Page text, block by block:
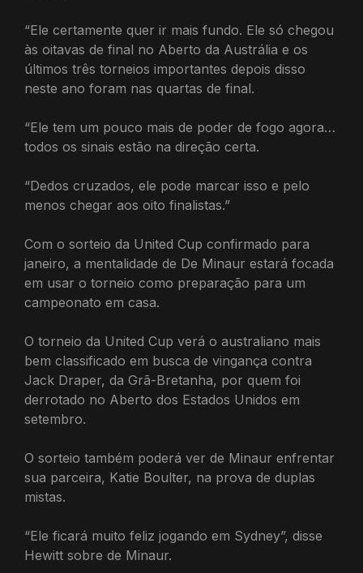
“Ele certamente quer ir mais fundo. Ele só chegou
às oitavas de final no Aberto da Austrália e os
últimos três torneios importantes depois disso
neste ano foram nas quartas de final.
“Ele tem um pouco mais de poder de fogo agora…
todos os sinais estão na direção certa.
“Dedos cruzados, ele pode marcar isso e pelo
menos chegar aos oito finalistas.”
Com o sorteio da United Cup confirmado para
janeiro, a mentalidade de De Minaur estará focada
em usar o torneio como preparação para um
campeonato em casa.
O torneio da United Cup verá o australiano mais
bem classificado em busca de vingança contra
Jack Draper, da Grã-Bretanha, por quem foi
derrotado no Aberto dos Estados Unidos em
setembro.
O sorteio também poderá ver de Minaur enfrentar
sua parceira, Katie Boulter, na prova de duplas
mistas.
“Ele ficará muito feliz jogando em Sydney”, disse
Hewitt sobre de Minaur.